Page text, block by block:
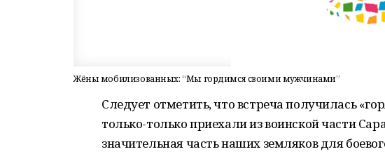
Жёны мобилизованных: “Мы гордимся своими мужчинами”
Следует отметить, что встреча получилась
только-только приехали из воинской части
значительная часть наших земляков для